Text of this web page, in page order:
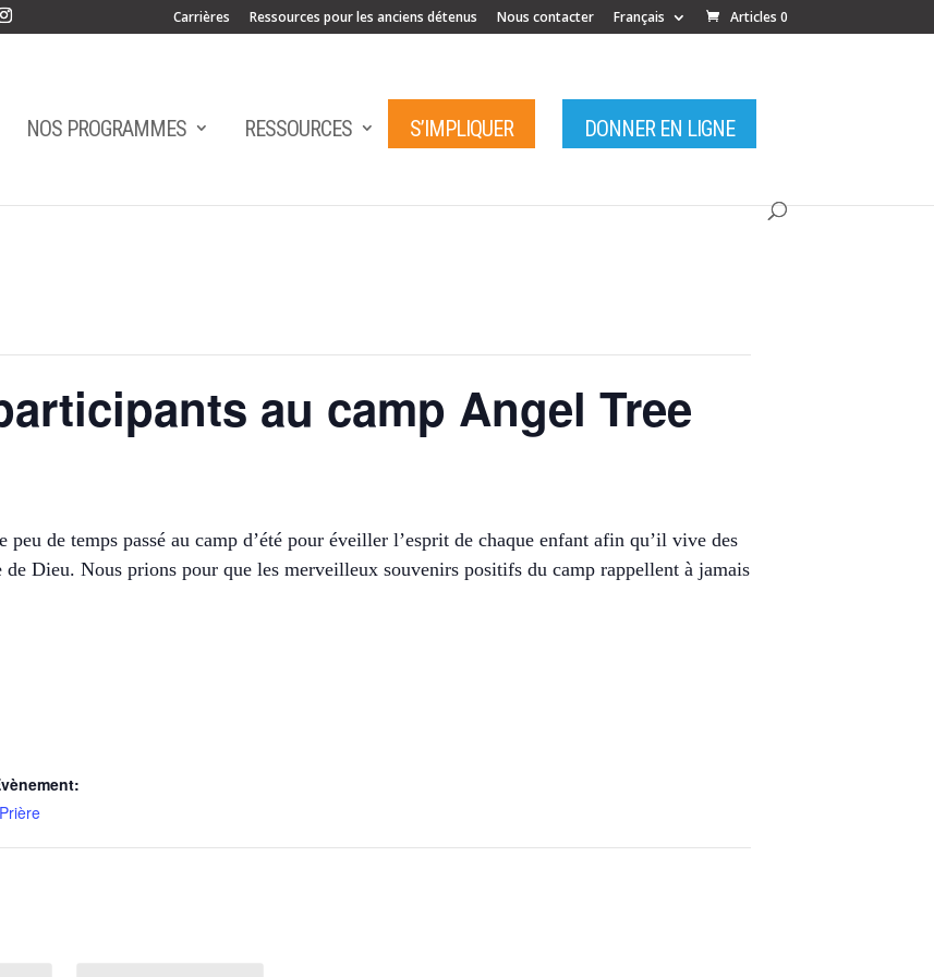
Carrières Ressources pour les anciens détenus Nous contacter Français Articles 0
NOS PROGRAMMES RESSOURCES S’IMPLIQUER DONNER EN LIGNE
au camp Angel Tree
de temps passé au camp d’été pour éveiller l’esprit de chaque enfant afin qu’il vive des
Dieu. Nous prions pour que les merveilleux souvenirs positifs du camp rappellent à jamais